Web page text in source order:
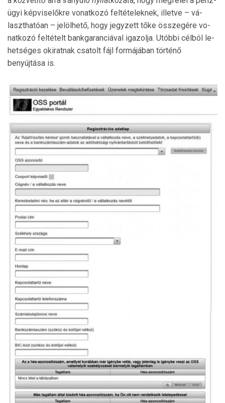
ügyi képviselőkre vonatkozó feltételeknek, illetve – vá­
laszt­hatóan – jelölhető, hogy jegyzett tőke összegére vo­
nat­kozó feltételt bankgaranciával igazolja. Utóbbi célból le­
hetséges okiratnak csatolt fájl formájában történő
benyújtása is.